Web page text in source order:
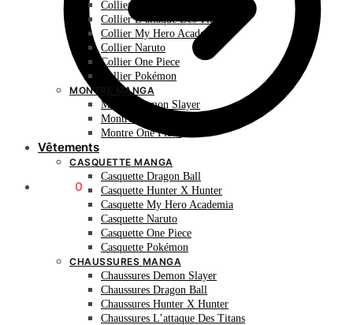
0
Collier Hunter X Hunter
Collier L’attaque Des Titans
Collier My Hero Academia
Collier Naruto
Collier One Piece
Collier Pokémon
MONTRE MANGA
Montre Demon Slayer
Montre Naruto
Montre One Piece
Vêtements
CASQUETTE MANGA
Casquette Dragon Ball
Casquette Hunter X Hunter
Casquette My Hero Academia
Casquette Naruto
Casquette One Piece
Casquette Pokémon
CHAUSSURES MANGA
Chaussures Demon Slayer
Chaussures Dragon Ball
Chaussures Hunter X Hunter
Chaussures L’attaque Des Titans